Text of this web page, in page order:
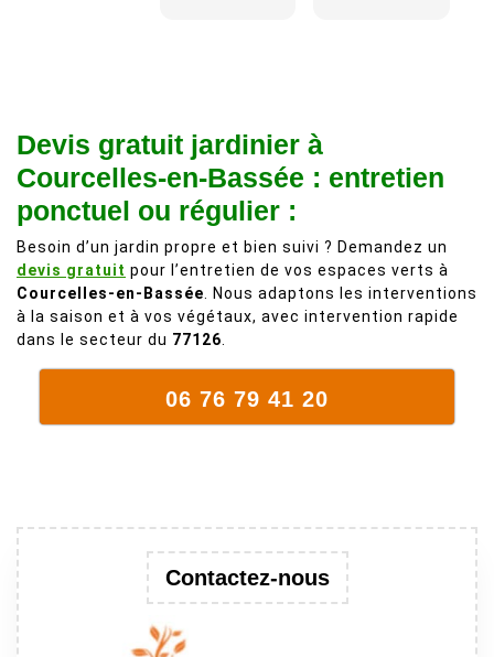
comme on en
fait plus!
chez les
voisins et
mort. C'est
délicat parce
que c'est un
arbre qui
remarquable,
trop lourde et
donc
dangereuse.
Devis gratuit jardinier à
Courcelles-en-Bassée : entretien
ponctuel ou régulier :
Besoin d’un jardin propre et bien suivi ? Demandez un
devis gratuit pour l’entretien de vos espaces verts à
Courcelles-en-Bassée . Nous adaptons les interventions
à la saison et à vos végétaux, avec intervention rapide
dans le secteur du 77126
06 76 79 41 20
Contactez-nous